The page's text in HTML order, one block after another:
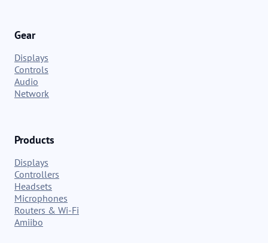
Gear
Displays
Controls
Audio
Network
Products
Displays
Controllers
Headsets
Microphones
Routers & Wi-Fi
Amiibo